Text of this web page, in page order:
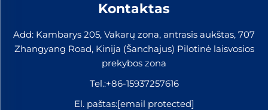
Kontaktas
Add: Kambarys 205, Vakarų zona, antrasis aukštas, 707
Zhangyang Road, Kinija (Šanchajus) Pilotinė laisvosios
prekybos zona
Tel.:+86-15937257616
El. paštas:[email protected]